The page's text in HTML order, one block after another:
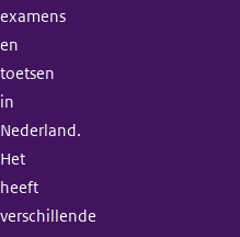
examens
en
toetsen
in
Nederland.
Het
heeft
verschillende